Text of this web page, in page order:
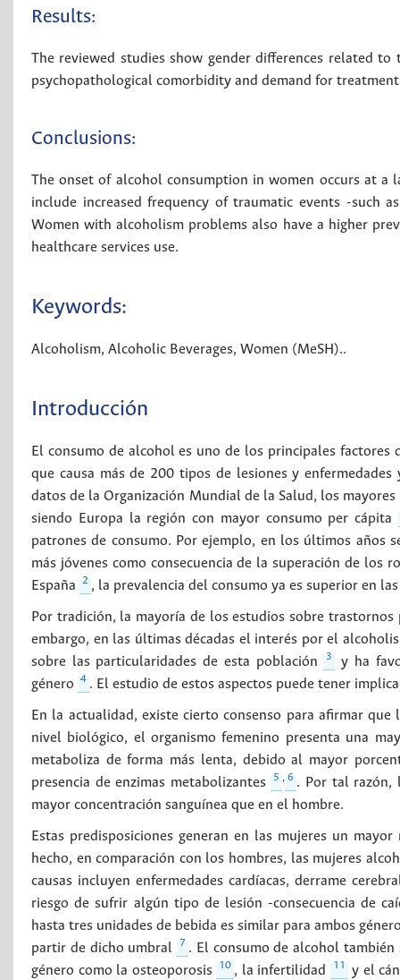
Results:
The reviewed studies show gender differences related
psychopathological comorbidity and demand for
Conclusions:
The onset of alcohol consumption in women occurs at a
include increased frequency of traumatic events -such
Women with alcoholism problems also have a higher
healthcare services use.
Keywords:
Alcoholism, Alcoholic Beverages, Women (MeSH)..
Introducción
El consumo de alcohol es uno de los principales
que causa más de 200 tipos de lesiones y
datos de la Organización Mundial de la Salud, los
siendo Europa la región con mayor consumo per cápita
patrones de consumo. Por ejemplo, en los últimos años
más jóvenes como consecuencia de la superación de los
España
2 , la prevalencia del consumo ya es superior en
Por tradición, la mayoría de los estudios sobre
embargo, en las últimas décadas el interés por el
sobre las particularidades de esta población
3
y ha
género
4 . El estudio de estos aspectos puede tener
En la actualidad, existe cierto consenso para afirmar
nivel biológico, el organismo femenino presenta una
metaboliza de forma más lenta, debido al mayor
presencia de enzimas metabolizantes
5 , 6 . Por tal razón,
mayor concentración sanguínea que en el hombre.
Estas predisposiciones generan en las mujeres un
hecho, en comparación con los hombres, las mujeres
causas incluyen enfermedades cardíacas, derrame
riesgo de sufrir algún tipo de lesión -consecuencia de
hasta tres unidades de bebida es similar para ambos
partir de dicho umbral
7 . El consumo de alcohol
género como la osteoporosis
10 , la infertilidad 11 y el